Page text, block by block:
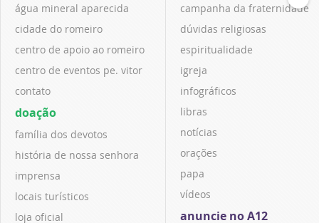
água mineral aparecida
cidade do romeiro
centro de apoio ao romeiro
centro de eventos pe. vitor
contato
doação
família dos devotos
história de nossa senhora
imprensa
locais turísticos
loja oficial
campanha da fraternidade
dúvidas religiosas
espiritualidade
igreja
infográficos
libras
notícias
orações
papa
vídeos
anuncie no A12